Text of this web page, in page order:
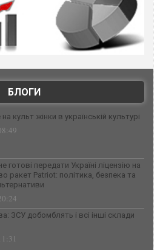
БЛОГИ
культ жінки в українській культурі
готові передати Україні ліцензію на
ракет Patriot: політика, безпека та
ЗСУ добомблять і всі інші склади